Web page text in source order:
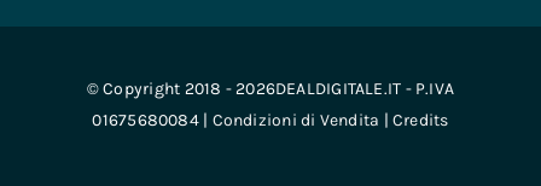
© Copyright 2018 - 2026DEALDIGITALE.IT - P.IVA
01675680084 | Condizioni di Vendita | Credits